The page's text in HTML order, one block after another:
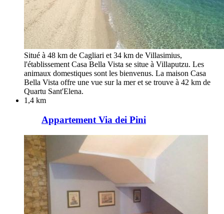
Situé à 48 km de Cagliari et 34 km de Villasimius,
l'établissement Casa Bella Vista se situe à Villaputzu. Les
animaux domestiques sont les bienvenus. La maison Casa
Bella Vista offre une vue sur la mer et se trouve à 42 km de
Quartu Sant'Elena.
1,4 km
Appartement Via dei Pini